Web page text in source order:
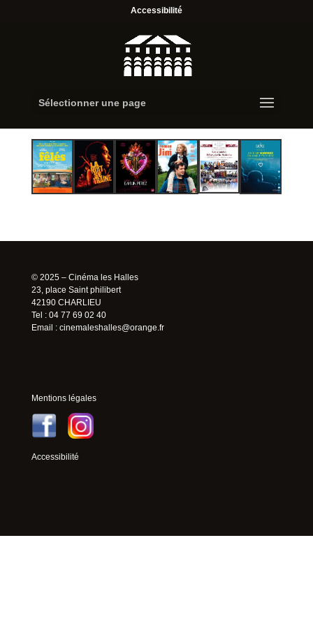
Accessibilité
Sélectionner une page
© 2025 – Cinéma les Halles
23, place Saint philibert
42190 CHARLIEU
Tel : 04 77 69 02 40
Email : cinemaleshalles@orange.fr
Mentions légales
Accessibilité